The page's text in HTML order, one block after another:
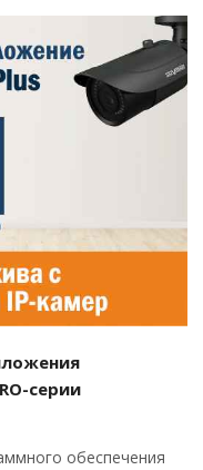
серии
обеспечения